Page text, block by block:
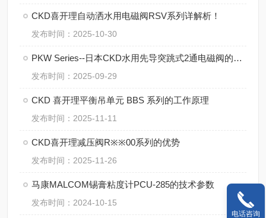
CKD喜开理自动洒水用电磁阀RSV系列详解析！
发布时间：2025-10-30
PKW Series--日本CKD水用先导突跳式2通电磁阀的操作规范
发布时间：2025-09-29
CKD 喜开理平衡吊单元 BBS 系列的工作原理
发布时间：2025-11-11
CKD喜开理减压阀R※※00系列的优势
发布时间：2025-11-26
马康MALCOM锡膏粘度计PCU-285的技术参数
发布时间：2024-10-15
电话咨询